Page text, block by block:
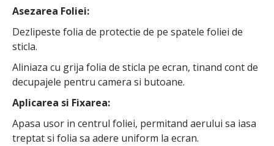
Asezarea Foliei:
Dezlipeste folia de protectie de pe spatele foliei de
sticla.
Aliniaza cu grija folia de sticla pe ecran, tinand cont de
decupajele pentru camera si butoane.
Aplicarea si Fixarea:
Apasa usor in centrul foliei, permitand aerului sa iasa
treptat si folia sa adere uniform la ecran.